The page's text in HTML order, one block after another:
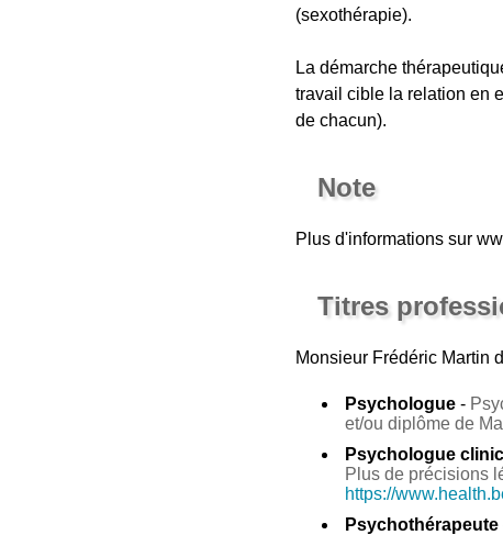
(sexothérapie).
La démarche
travail cible la relation en
de chacun).
Note
Plus d'informations sur
Titres
Monsieur Frédéric Martin
Psychologue-
et/ou diplôme de
Psychologue
Plus de précisions
https://
Psychothérapeute